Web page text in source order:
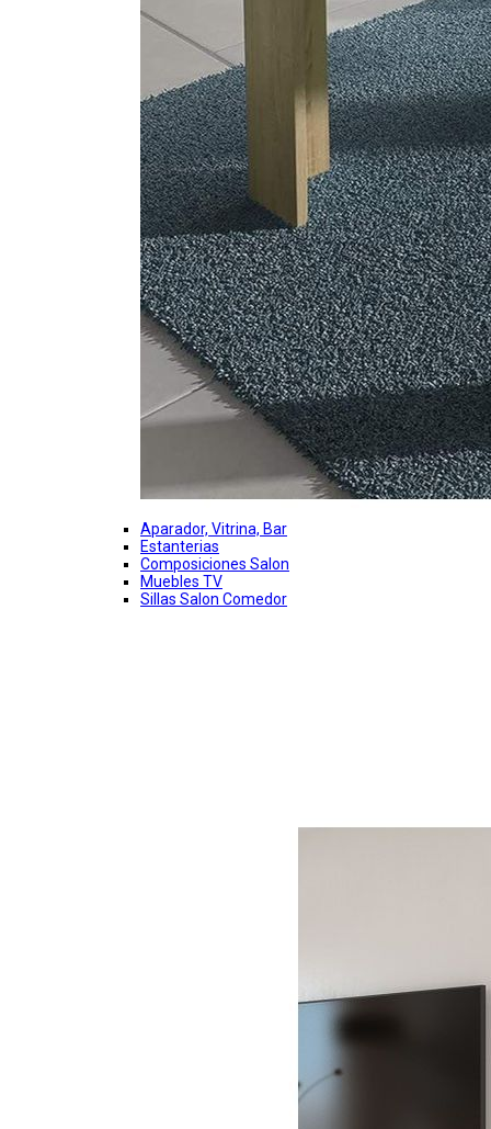
Aparador, Vitrina, Bar
Estanterias
Composiciones Salon
Muebles TV
Sillas Salon Comedor